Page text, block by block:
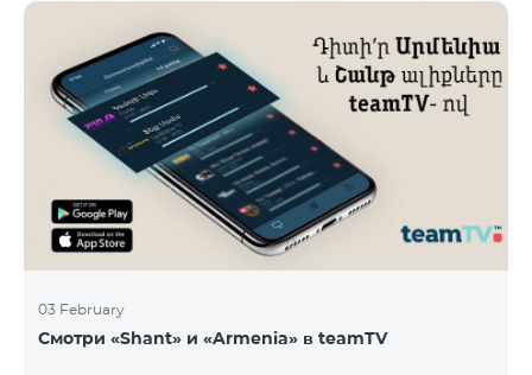
2500 драм/минута Исходящие звонки локальные –
500 драм/минута SMS – 250 драм Интернет – 7000
драм/МБ Список стран: Бермудские острова,
Буркина-Фасо, Кабо-Верде, Куба, Эквоториальная
Гвинея, Эфиопия, Гамбия, Гвинея, Мадага
03 February
Смотри «Shant» и «Armenia» в teamTV